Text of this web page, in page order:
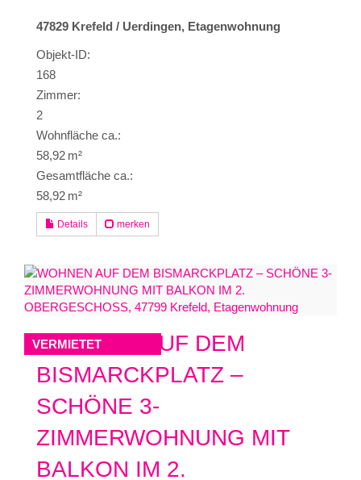
47829 Krefeld / Uerdingen, Etagenwohnung
Objekt-ID:
168
Zimmer:
2
Wohnfläche ca.:
58,92 m²
Gesamtfläche ca.:
58,92 m²
Details merken
VERMIETET
WOHNEN AUF DEM
BISMARCKPLATZ –
SCHÖNE 3-
ZIMMERWOHNUNG MIT
BALKON IM 2.